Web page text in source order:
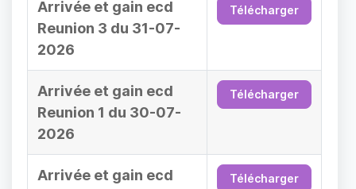
Arrivée et gain ecd
Reunion 3 du 31-07-
2026
Télécharger
Arrivée et gain ecd
Reunion 1 du 30-07-
2026
Télécharger
Arrivée et gain ecd
Télécharger